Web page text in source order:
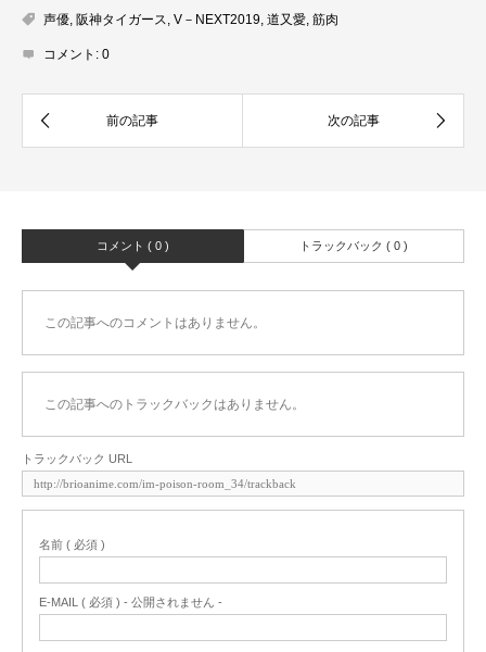
声優, 阪神タイガース, V－NEXT2019, 道又愛, 筋肉
コメント: 0
コメント ( 0 ) トラックバック ( 0 )
この記事へのコメントはありません。
この記事へのトラックバックはありません。
トラックバック URL
名前 ( 必須 )
E-MAIL ( 必須 ) - 公開されません -